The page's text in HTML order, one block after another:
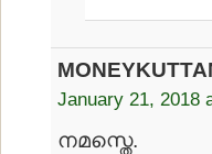
January 21, 2018
നമസ്തെ.